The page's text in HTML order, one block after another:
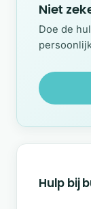
Niet
Doe de
Hulp bij